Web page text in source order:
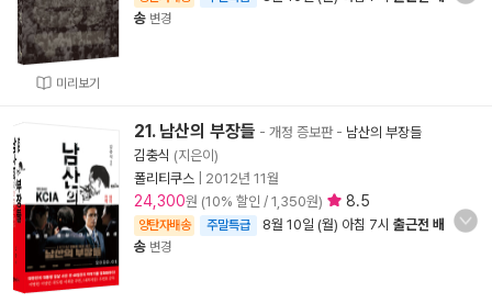
미리보기
송 변경
21. 남산의 부장들 - 개정 증보판- 남산의 부장들
김충식 (지은이)
폴리티쿠스
2012년 11월
24,300원 (10% 할인 / 1,350원) 8.5
양탄자배송 주말특급 8월 10일 (월) 아침 7시 출근전 배
송 변경